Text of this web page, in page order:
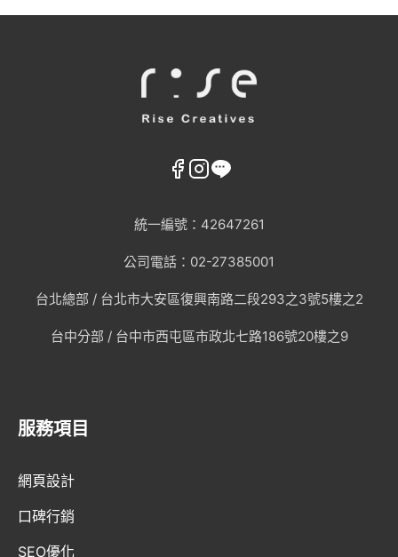
AI趨勢
網頁設計新知
WordPress
統一編號：42647261
公司電話：02-27385001
台北總部 / 台北市大安區復興南路二段293之3號5樓之2
台中分部 / 台中市西屯區市政北七路186號20樓之9
服務項目
網頁設計
口碑行銷
SEO優化